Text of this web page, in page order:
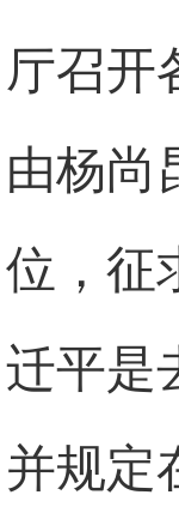
厅召开
由杨尚
位，征
迁平是
并规定